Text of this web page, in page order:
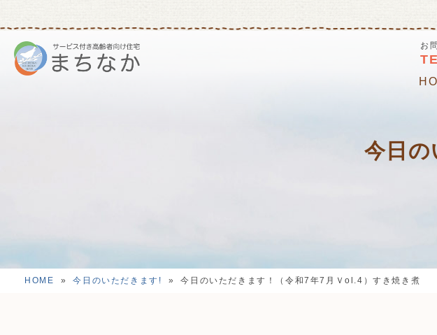
お
今日
HOME »今日のいただきます! »今日のいただきます！（令和7年7月Ｖol.4）すき焼き煮